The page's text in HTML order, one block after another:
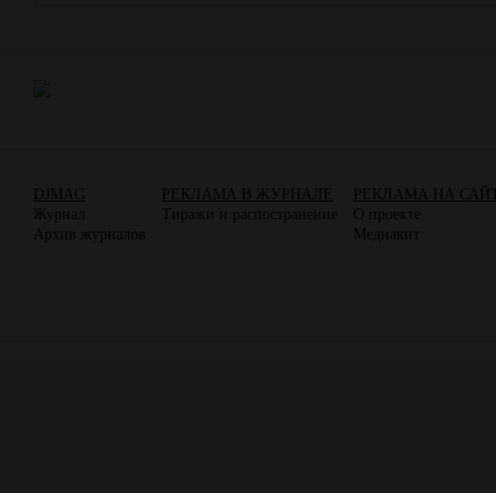
DJMAG
Журнал
Архив журналов
РЕКЛАМА В ЖУРНАЛЕ
Тиражи и распостранение
РЕКЛАМА НА
О проекте
Медиакит